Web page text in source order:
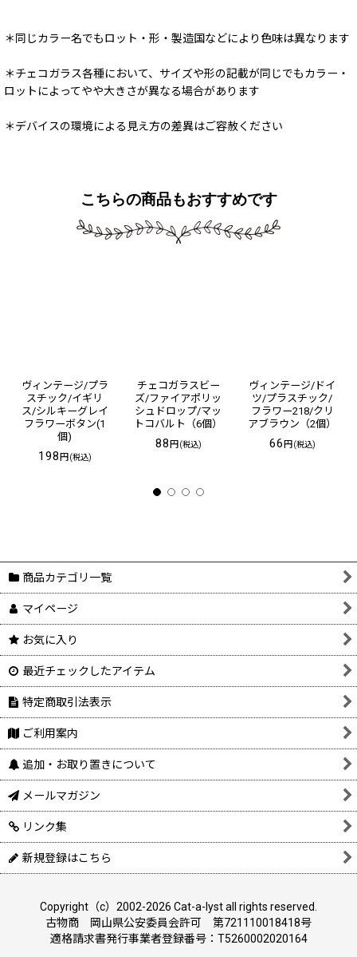
＊同じカラー名でもロット・形・製造国などにより色味は異なります
＊チェコガラス各種において、サイズや形の記載が同じでもカラー・
ロットによってやや大きさが異なる場合があります
＊デバイスの環境による見え方の差異はご容赦ください
こちらの商品もおすすめです
ヴィンテージ/プラ
スチック/イギリ
ス/シルキーグレイ
フラワーボタン(1
個)
198円(税込)
チェコガラスビー
ズ/ファイアポリッ
シュドロップ/マッ
トコバルト（6個）
88円(税込)
ヴィンテージ/ドイ
ツ/プラスチック/
フラワー218/クリ
アブラウン（2個）
66円(税込)
商品カテゴリ一覧
マイページ
お気に入り
最近チェックしたアイテム
特定商取引法表示
ご利用案内
追加・お取り置きについて
メールマガジン
リンク集
新規登録はこちら
Copyright（c）2002-2026 Cat-a-lyst all rights reserved.
古物商 岡山県公安委員会許可 第721110018418号
適格請求書発行事業者登録番号：T5260002020164